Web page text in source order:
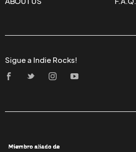
Sigue a Indie Rocks!